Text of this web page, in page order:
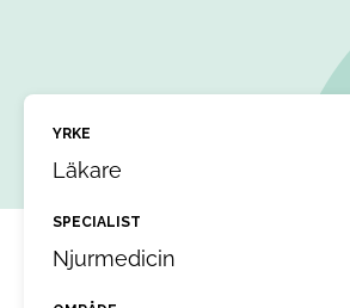
YRKE
Läkare
SPECIALIST
Njurmedicin